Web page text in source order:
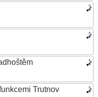
Trutnov